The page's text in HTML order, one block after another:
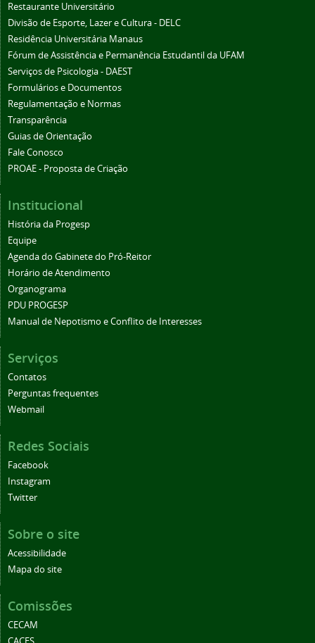
Restaurante Universitário
Divisão de Esporte, Lazer e Cultura - DELC
Residência Universitária Manaus
Fórum de Assistência e Permanência Estudantil da UFAM
Serviços de Psicologia - DAEST
Formulários e Documentos
Regulamentação e Normas
Transparência
Guias de Orientação
Fale Conosco
PROAE - Proposta de Criação
Institucional
História da Progesp
Equipe
Agenda do Gabinete do Pró-Reitor
Horário de Atendimento
Organograma
PDU PROGESP
Manual de Nepotismo e Conflito de Interesses
Serviços
Contatos
Perguntas frequentes
Webmail
Redes Sociais
Facebook
Instagram
Twitter
Sobre o site
Acessibilidade
Mapa do site
Comissões
CECAM